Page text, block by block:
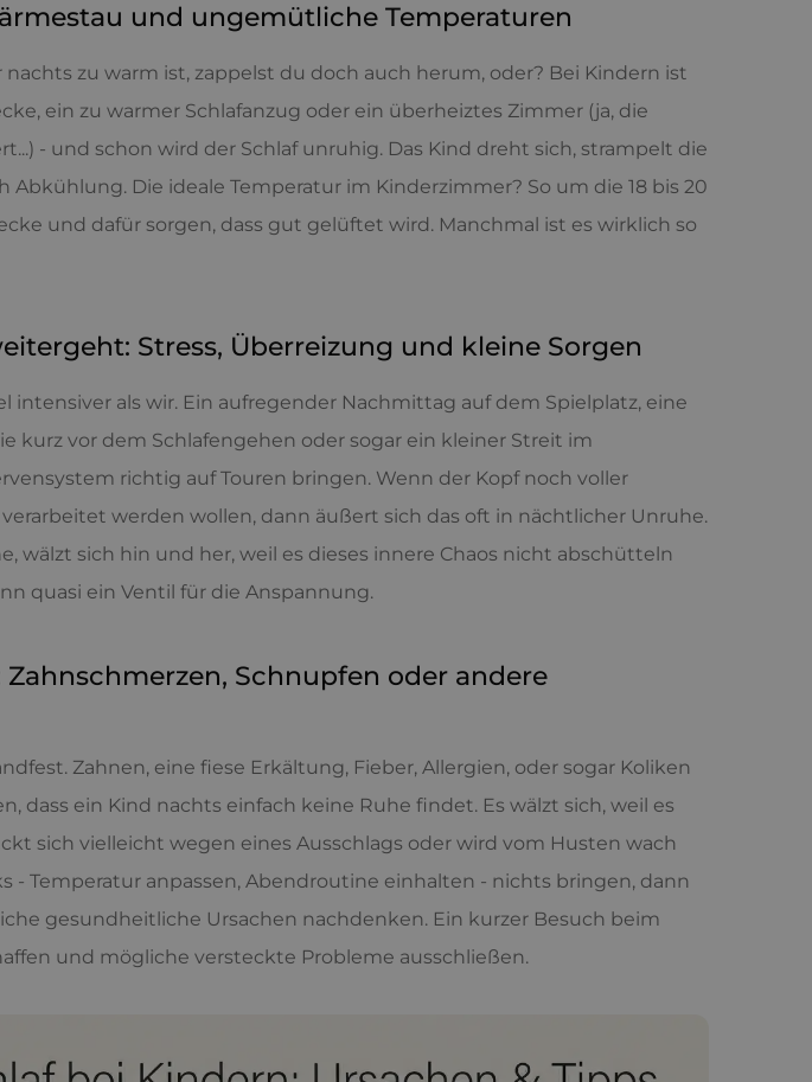
und ungemütliche Temperaturen
zu warm ist, zappelst du doch auch herum, oder? Bei Kindern ist
ein zu warmer Schlafanzug oder ein überheiztes Zimmer (ja, die
- und schon wird der Schlaf unruhig. Das Kind dreht sich, strampelt die
Abkühlung. Die ideale Temperatur im Kinderzimmer? So um die 18 bis 20
und dafür sorgen, dass gut gelüftet wird. Manchmal ist es wirklich so
Stress, Überreizung und kleine Sorgen
intensiver als wir. Ein aufregender Nachmittag auf dem Spielplatz, eine
kurz vor dem Schlafengehen oder sogar ein kleiner Streit im
richtig auf Touren bringen. Wenn der Kopf noch voller
werden wollen, dann äußert sich das oft in nächtlicher Unruhe.
wälzt sich hin und her, weil es dieses innere Chaos nicht abschütteln
quasi ein Ventil für die Anspannung.
Schnupfen oder andere
Zahnen, eine fiese Erkältung, Fieber, Allergien, oder sogar Koliken
dass ein Kind nachts einfach keine Ruhe findet. Es wälzt sich, weil es
sich vielleicht wegen eines Ausschlags oder wird vom Husten wach
- Temperatur anpassen, Abendroutine einhalten - nichts bringen, dann
gesundheitliche Ursachen nachdenken. Ein kurzer Besuch beim
und mögliche versteckte Probleme ausschließen.